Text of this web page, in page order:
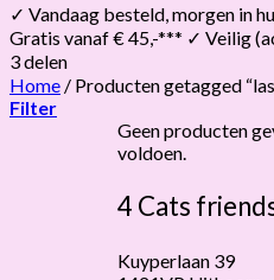
✓ Vandaag besteld, morgen in
Gratis vanaf € 45,-*** ✓ Veilig
3 delen
Home / Producten getagged
Filter
Geen producten
voldoen.
4 Cats
Kuyperlaan 39